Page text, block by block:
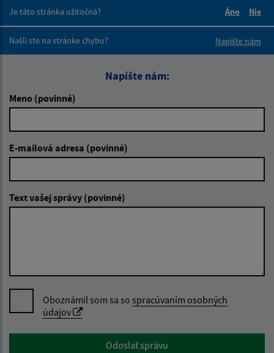
Je táto stránka užitočná?
Áno
Nie
Našli ste na stránke chybu?
Napíšte nám
Napíšte nám:
Meno (povinné)
E-mailová adresa (povinné)
Text vašej správy (povinné)
Oboznámil som sa so spracúvaním osobných
údajov
Google reCaptcha ResponseOdoslať správu